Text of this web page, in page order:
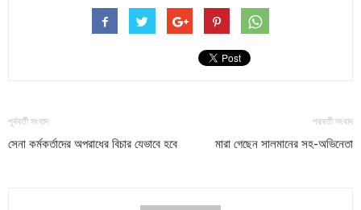
পূর্ববর্তী সংবাদ
সেনা কর্মকর্তাদের অপরাধের বিচার যেভাবে হবে
পরবর্তী সংবাদ
মারা গেছেন সালমানের সহ-অভিনেতা